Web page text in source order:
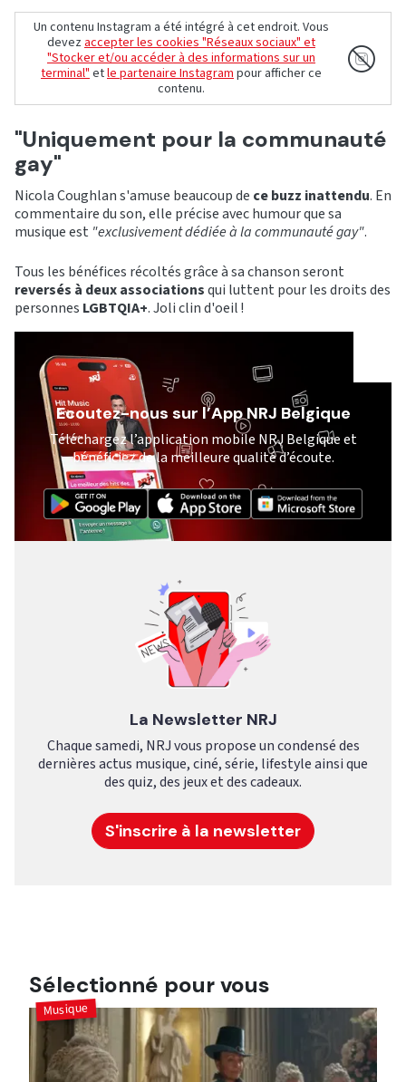
Un contenu Instagram a été intégré à cet endroit. Vous
devezaccepter les cookies "Réseaux sociaux" et
"Stocker et/ou accéder à des informations sur un
terminal"etle partenaire Instagrampour afficher ce
contenu.
"Uniquement pour la communauté
gay"
Nicola Coughlan s'amuse beaucoup de ce buzz inattendu. En
commentaire du son, elle précise avec humour que sa
musique est "exclusivement dédiée à la communauté gay".
Tous les bénéfices récoltés grâce à sa chanson seront
reversés à deux associationsqui luttent pour les droits des
personnes LGBTQIA+. Joli clin d'oeil !
Ecoutez-nous sur l’App NRJ Belgique
Téléchargez l’application mobile NRJ Belgique et
bénéficiez de la meilleure qualité d’écoute.
La Newsletter NRJ
Chaque samedi, NRJ vous propose un condensé des
dernières actus musique, ciné, série, lifestyle ainsi que
des quiz, des jeux et des cadeaux.
S'inscrire à la newsletter
Sélectionné pour vous
Musique